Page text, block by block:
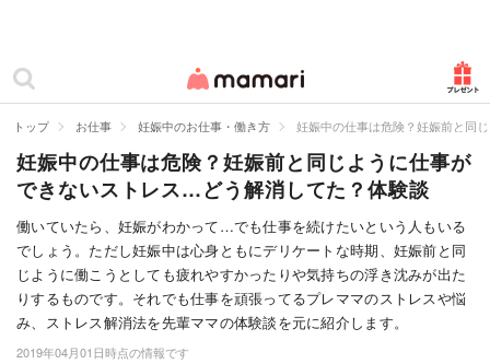
ママリ
カテゴリー一覧
妊娠
出産
赤ちゃん・育児
子育て・家族
病院
トップ お仕事 妊娠中のお仕事・働き方 妊娠中の仕事は危険？妊娠前と同
妊娠中の仕事は危険？妊娠前と同じように仕事が
できないストレス…どう解消してた？体験談
働いていたら、妊娠がわかって…でも仕事を続けたいという人もいる
でしょう。ただし妊娠中は心身ともにデリケートな時期、妊娠前と同
じように働こうとしても疲れやすかったりや気持ちの浮き沈みが出た
りするものです。それでも仕事を頑張ってるプレママのストレスや悩
み、ストレス解消法を先輩ママの体験談を元に紹介します。
2019年04月01日時点の情報です